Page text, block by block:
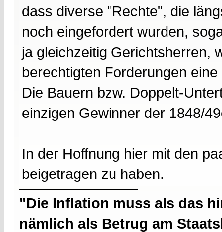
dass diverse "Rechte", die
noch eingefordert wurden,
ja gleichzeitig Gerichtsherren,
berechtigten Forderungen
Die Bauern bzw. Doppelt-
einzigen Gewinner der 1848/
In der Hoffnung hier mit den
beigetragen zu haben.
"Die Inflation muss als das
nämlich als Betrug am